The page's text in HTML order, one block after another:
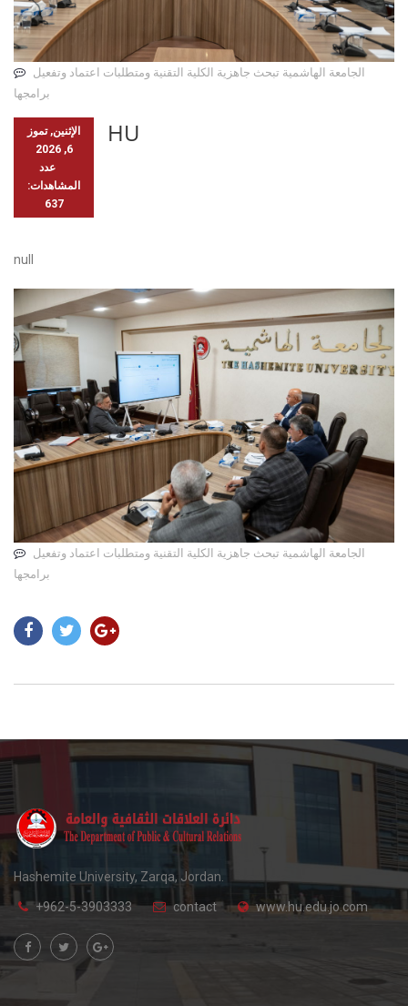
برامجها
الإثنين, تموز
6, 2026
عدد
المشاهدات:
637
HU
null
برامجها
Hashemite University, Zarqa, Jordan.
+962-5-3903333 contact www.hu.edu.jo.com